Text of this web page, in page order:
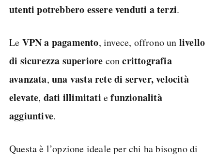
utenti potrebbero essere venduti a terzi.
Le VPN a pagamento, invece, offrono un livello
di sicurezza superiore concrittografia
avanzata,una vasta rete di server, velocità
elevate, dati illimitati efunzionalità
aggiuntive.
Questa è l’opzione ideale per chi ha bisogno di